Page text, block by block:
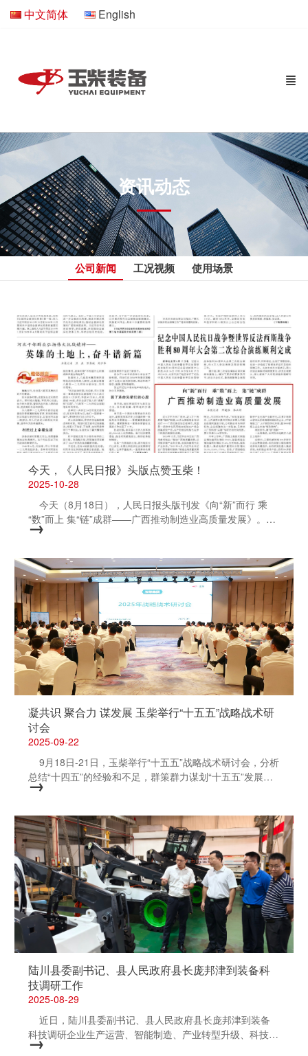
中文简体 English
资讯动态
公司新闻 工况视频 使用场景
今天，《人民日报》头版点赞玉柴！
2025-10-28
今天（8月18日），人民日报头版刊发《向“新”而行 乘
“数”而上 集“链”成群——广西推动制造业高质量发展》。文
中，点赞了玉柴“人工智能+制造”的“智改数转”成效。 报
能化、绿色化升级。玉柴建成的行业领先的发动机灯塔工
厂，集成了多种先进装备及工业软件，形成从原材料到成品
的全自动化闭环生产。上千物料变身重型发动机，仅需12
小时，生产周期缩短80%。通过搭载AI算法的生产管理系统
提升了企业订单排产效率和质量控制水平，助力企业迈向智
能制造的顶端。
→
凝共识 聚合力 谋发展 玉柴举行“十五五”战略战术研
讨会
2025-09-22
9月18日-21日，玉柴举行“十五五”战略战术研讨会，分析
总结“十四五”的经验和不足，群策群力谋划“十五五”发展规
划和2026年的战略战术，昂首阔步向2030年成为世界一流
敏等两司高管、外部董事以及两司中层主要管理干部参加会
议。 “十四五”是玉柴极不平凡的五年。这五年，玉柴集
团在新领导班子的带领下，直面国际局势动荡、全球疫情肆
虐、行业竞争加剧等诸多不确定性因素，解放思想、变革创
新、团结奋斗，砥砺前行，全面推进三大产业板块业务，重
点聚焦传统内燃机动力、新能源动力、智能装备三条赛道业
务，企业各项主要经营指标持续向好，近三年销售收入、利
润总额、发动机销量均实现持续增长。特别是2025年1-8月
份，增长更加迅猛，预计全年销售收入和发动机销量将创历
史新高。这五年，玉柴从内外交困中成功突围，企业的竞争
力和员工的自信心不断增强，客户“朋友圈”不断拓宽，国际
化道路越走越开阔，市场地位日渐复兴，发展...
→
陆川县委副书记、县人民政府县长庞邦津到装备科
技调研工作
2025-08-29
近日，陆川县委副书记、县人民政府县长庞邦津到装备
科技调研企业生产运营、智能制造、产业转型升级、科技创
新等工作情况。公司董事长严茂林汇报工作。 庞邦津走
→